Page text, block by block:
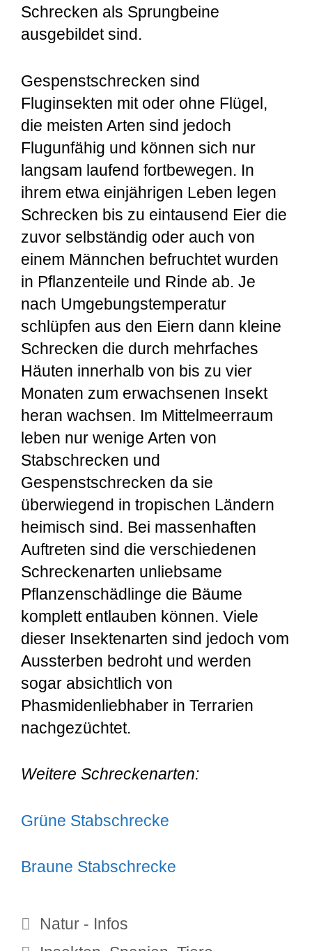
Schrecken als Sprungbeine
ausgebildet sind.
Gespenstschrecken sind
Fluginsekten mit oder ohne Flügel,
die meisten Arten sind jedoch
Flugunfähig und können sich nur
langsam laufend fortbewegen. In
ihrem etwa einjährigen Leben legen
Schrecken bis zu eintausend Eier die
zuvor selbständig oder auch von
einem Männchen befruchtet wurden
in Pflanzenteile und Rinde ab. Je
nach Umgebungstemperatur
schlüpfen aus den Eiern dann kleine
Schrecken die durch mehrfaches
Häuten innerhalb von bis zu vier
Monaten zum erwachsenen Insekt
heran wachsen. Im Mittelmeerraum
leben nur wenige Arten von
Stabschrecken und
Gespenstschrecken da sie
überwiegend in tropischen Ländern
heimisch sind. Bei massenhaften
Auftreten sind die verschiedenen
Schreckenarten unliebsame
Pflanzenschädlinge die Bäume
komplett entlauben können. Viele
dieser Insektenarten sind jedoch vom
Aussterben bedroht und werden
sogar absichtlich von
Phasmidenliebhaber in Terrarien
nachgezüchtet.
Weitere Schreckenarten:
Grüne Stabschrecke
Braune Stabschrecke
Kategorien
Natur - Infos